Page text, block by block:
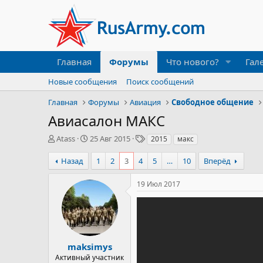
Главная Форумы Что нового?
Новые сообщения
Поиск сообщений
Главная
Форумы Авиация Свободное общение
Авиасалон МАКС
А
т
о
Atass
Д
а
н
а
ч
а
л
а
25 Авг 2015
Т
и
2015 макс
Назад 1 2 3 4 5 … 10 Вперёд
maksimys
Активный участник
19 Июл 2017